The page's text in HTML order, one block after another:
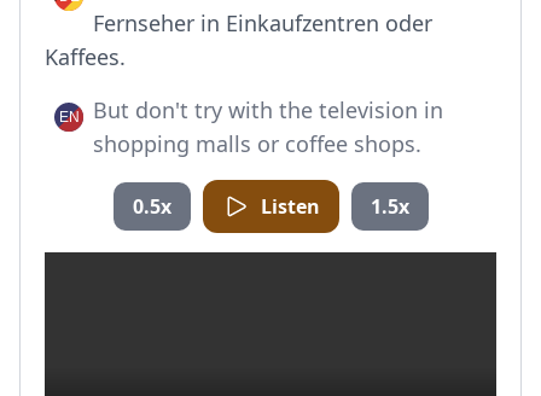
Fernseher in Einkaufzentren oder
Kaffees.
But don't try with the television in
shopping malls or coffee shops.
0.5x Listen 1.5x